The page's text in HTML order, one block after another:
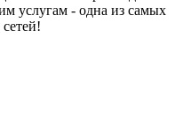
услугам - одна из самых